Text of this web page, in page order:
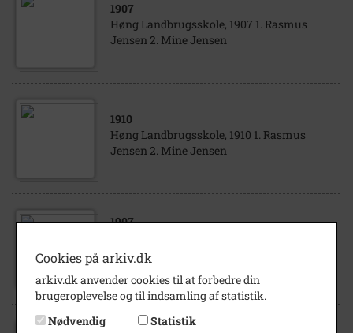
1907
Høng Landbrugsskole, 1907 1. Rasmus
Jensen 2. Mine Jensen
1910
Høng Landbrugsskole, 1910 1. Rasmus
Jensen 2. Mine Jensen
1907
Ingeborg Jensen 3. Rasmus Jensen 4. Mine
Jensen
Cookies på arkiv.dk
arkiv.dk anvender cookies til at forbedre din
brugeroplevelse og til indsamling af statistik.
Nødvendig
Statistik